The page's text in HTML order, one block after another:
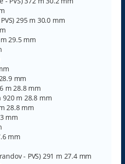
295 m 30.0 mm
29.5 mm
mm
m 28.8 mm
920 m 28.8 mm
28.8 mm
mm
mm
- PVS) 291 m 27.4 mm